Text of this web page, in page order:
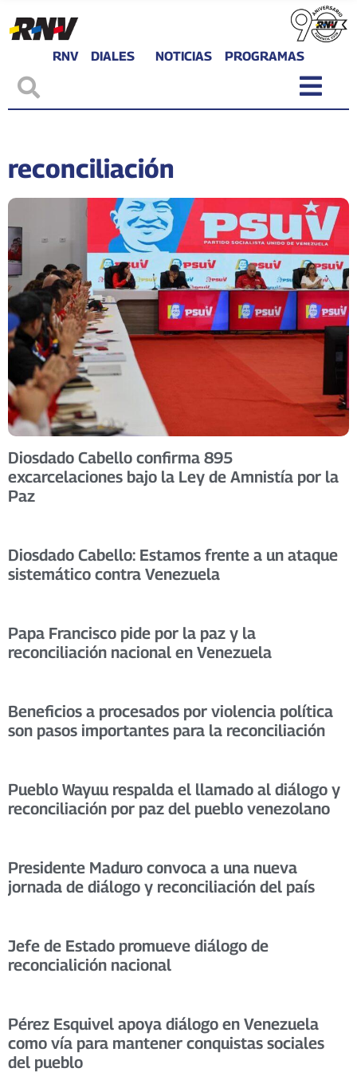
RNV DIALES NOTICIAS PROGRAMAS
reconciliación
Diosdado Cabello confirma 895
excarcelaciones bajo la Ley de Amnistía por la
Paz
Diosdado Cabello: Estamos frente a un ataque
sistemático contra Venezuela
Papa Francisco pide por la paz y la
reconciliación nacional en Venezuela
Beneficios a procesados por violencia política
son pasos importantes para la reconciliación
Pueblo Wayuu respalda el llamado al diálogo y
reconciliación por paz del pueblo venezolano
Presidente Maduro convoca a una nueva
jornada de diálogo y reconciliación del país
Jefe de Estado promueve diálogo de
reconcialición nacional
Pérez Esquivel apoya diálogo en Venezuela
como vía para mantener conquistas sociales
del pueblo